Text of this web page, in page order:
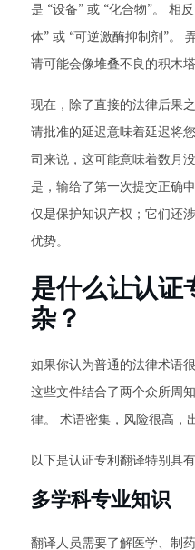
是 “设备” 或 “化合物”。 相
体” 或 “可逆激酶抑制剂”。
请可能会像堆叠不良的积木塔
现在，除了直接的法律后果
请批准的延迟意味着延迟将
司来说，这可能意味着数月
是，输给了第一次提交正确
仅是保护知识产权；它们还
优势。
是什么让认证
杂？
如果你认为普通的法律术语
这些文件结合了两个众所周
律。 术语密集，风险很高，
以下是认证专利翻译特别具
多学科专业知识
翻译人员需要了解医学、制